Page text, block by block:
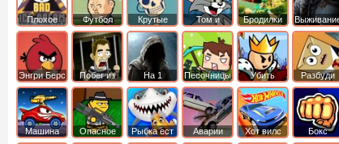
Плохое
мороженое
Футбол
головами
Крутые
Том и
джерри
Бродилки
Приключения
Энгри Берс
Побег из
тюрьмы
На 1 Песочницы
Убить
короля
Разбуди
коробку
Машина
Опасное
Рыбка ест
Аварии
Хот вилс Бокс